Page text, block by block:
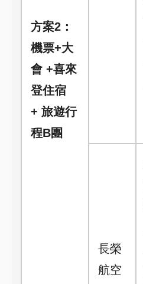
方案2：
機票+大
會 +喜來
登住宿
+ 旅遊行
程B團
長榮
航空